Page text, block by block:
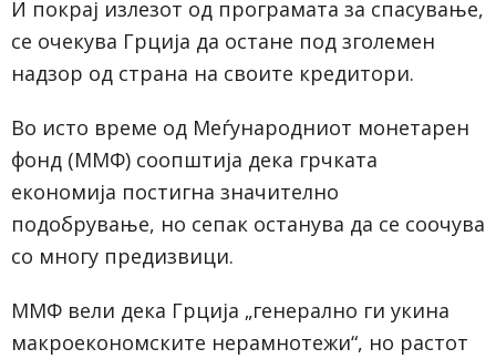
И покрај излезот од програмата за спасување,
се очекува Грција да остане под зголемен
надзор од страна на своите кредитори.
Во исто време од Меѓународниот монетарен
фонд (ММФ) соопштија дека грчката
економија постигна значително
подобрување, но сепак останува да се соочува
со многу предизвици.
ММФ вели дека Грција „генерално ги укина
макроекономските нерамнотежи“, но растот